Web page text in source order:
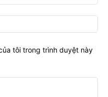
tôi trong trình duyệt này